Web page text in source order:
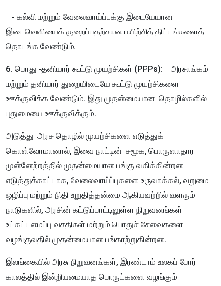
- கல்வி மற்றும் வேலைவாய்ப்புக்கு இடையேயான
இடைவெளியைக் குறைப்பதற்கான பயிற்சித் திட்டங்களைத்
தொடங்க வேண்டும்.
6. பொது -தனியார் கூட்டு முயற்சிகள் (PPPs): அரசாங்கம்
மற்றும் தனியார் துறையிடையே கூட்டு முயற்சிகளை
ஊக்குவிக்க வேண்டும். இது முதன்மையான தொழில்களில்
புதுமையை ஊக்குவிக்கும்.
அடுத்து அரச தொழில் முயற்சிகளை எடுத்துக்
கொள்வோமானால், இவை நாட்டின் சமூக, பொருளாதார
முன்னேற்றத்தில் முதன்மையான பங்கு வகிக்கின்றன.
எடுத்துக்காட்டாக, வேலைவாய்ப்புகளை உருவாக்கல், வறுமை
ஒழிப்பு மற்றும் நிதி உறுதித்தன்மை ஆகியவற்றில் வளரும்
நாடுகளில், அரசின் கட்டுப்பாட்டிலுள்ள நிறுவனங்கள்
உட்கட்டமைப்பு வசதிகள் மற்றும் பொதுச் சேவைகளை
வழங்குவதில் முதன்மையான பங்காற்றுகின்றன.
இலங்கையில் அரசு நிறுவனங்கள், இரண்டாம் உலகப் போர்
காலத்தில் இன்றியமையாத பொருட்களை வழங்கும்